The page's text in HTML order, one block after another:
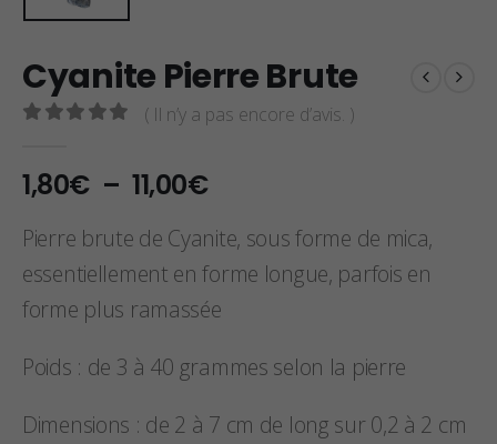
Cyanite Pierre Brute
( Il n’y a pas encore d’avis. )
1,80€ – 11,00€Plage
prix :
1,80€
à
11,00€
Pierre brute de Cyanite, sous forme de mica,
essentiellement en forme longue, parfois en
forme plus ramassée
Poids : de 3 à 40 grammes selon la pierre
Dimensions : de 2 à 7 cm de long sur 0,2 à 2 cm